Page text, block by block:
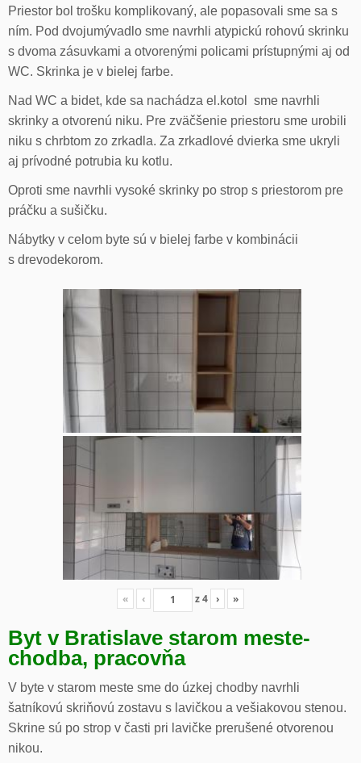
Priestor bol trošku komplikovaný, ale popasovali sme sa s
ním. Pod dvojumývadlo sme navrhli atypickú rohovú skrinku
s dvoma zásuvkami a otvorenými policami prístupnými aj od
WC. Skrinka je v bielej farbe.
Nad WC a bidet, kde sa nachádza el.kotol sme navrhli
skrinky a otvorenú niku. Pre zväčšenie priestoru sme urobili
niku s chrbtom zo zrkadla. Za zrkadlové dvierka sme ukryli
aj prívodné potrubia ku kotlu.
Oproti sme navrhli vysoké skrinky po strop s priestorom pre
práčku a sušičku.
Nábytky v celom byte sú v bielej farbe v kombinácii
s drevodekorom.
« ‹ z4 › »
Byt v Bratislave starom meste-
chodba, pracovňa
V byte v starom meste sme do úzkej chodby navrhli
šatníkovú skriňovú zostavu s lavičkou a vešiakovou stenou.
Skrine sú po strop v časti pri lavičke prerušené otvorenou
nikou.